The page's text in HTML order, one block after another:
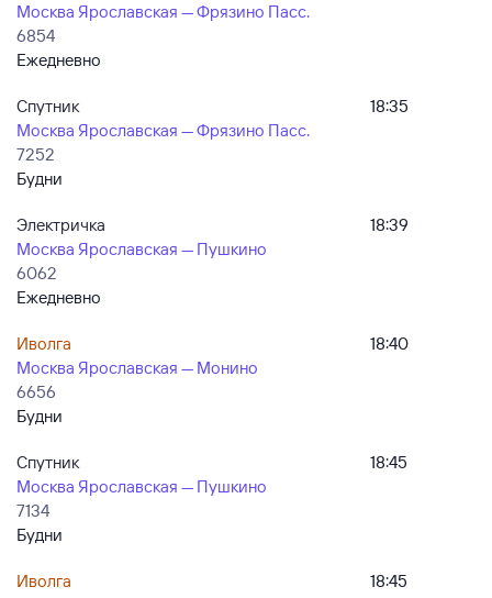
Москва Ярославская — Фрязино Пасс.
6854
Ежедневно
Спутник
Москва Ярославская — Фрязино Пасс.
7252
Будни
18:35
Электричка
Москва Ярославская — Пушкино
6062
Ежедневно
18:39
Иволга
Москва Ярославская — Монино
6656
Будни
18:40
Спутник
Москва Ярославская — Пушкино
7134
Будни
18:45
Иволга
18:45